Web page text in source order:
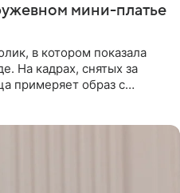
мини-платье
в котором показала
На кадрах, снятых за
примеряет образ с